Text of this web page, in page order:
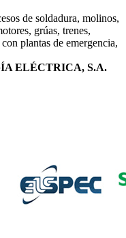
de soldadura, molinos,
grúas, trenes,
plantas de emergencia,
ELÉCTRICA, S.A.